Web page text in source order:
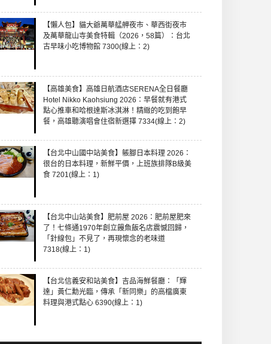
【懶人包】貓大爺萬華艋舺夜市、華西街夜市
及萬華龍山寺美食特輯（2026，58篇）：台北
古早味小吃博物館 7300(線上：2)
【高雄美食】高雄日航酒店SERENA全日餐廳
Hotel Nikko Kaohsiung 2026：早餐就有港式
點心推車和哈根達斯冰淇淋！精緻的吃到飽早
餐，高雄聽演唱會住宿新選擇 7334(線上：2)
【台北中山國中站美食】躼腳日本料理 2026：
很台的日本料理，新鮮平價，上班族排隊B級美
食 7201(線上：1)
【台北中山站美食】肥前屋 2026：肥前屋肥來
了！七條通1970年創立饅魚飯名店震憾回歸，
「針線包」不見了，再現懷念的老味道
7318(線上：1)
【台北信義安和站美食】吉品海鮮餐廳：「輝
達」黃仁勳光臨，傳承「新同樂」的高檔廣東
料理與港式點心 6390(線上：1)